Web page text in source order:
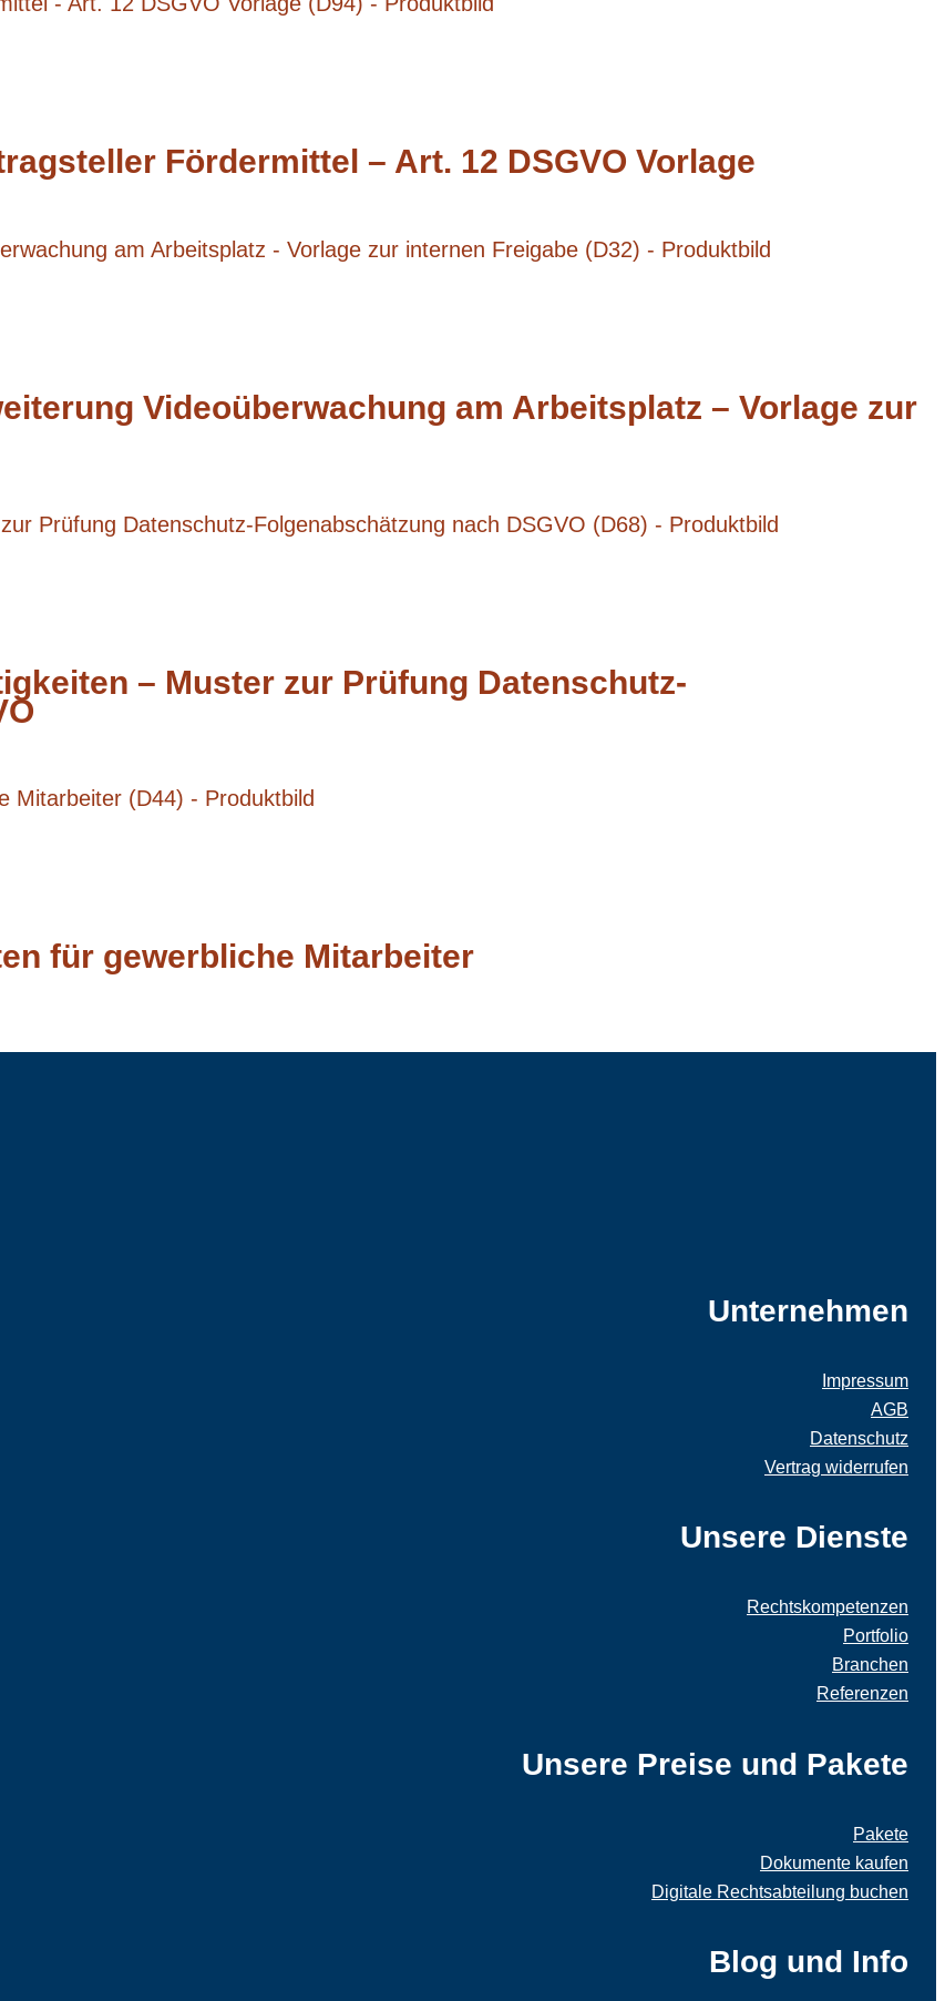
Fördermittel – Art. 12 DSGVO Vorlage
Videoüberwachung am Arbeitsplatz – Vorlage zur
– Muster zur Prüfung Datenschutz-
für gewerbliche Mitarbeiter
Unternehmen
Impressum
AGB
Datenschutz
Vertrag widerrufen
Unsere Dienste
Rechtskompetenzen
Portfolio
Branchen
Referenzen
Unsere Preise und Pakete
Pakete
Dokumente kaufen
Digitale Rechtsabteilung buchen
Blog und Info